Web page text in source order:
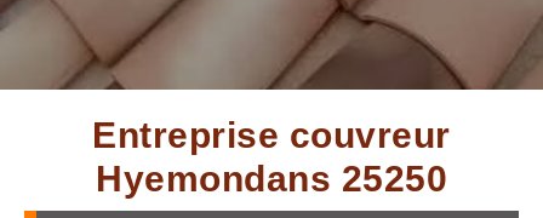
Entreprise couvreur
Hyemondans 25250